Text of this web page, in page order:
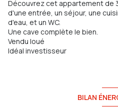
Découvrez cet appartement de
d'une entrée, un séjour, une
d'eau, et un WC.
Une cave complète le bien.
Vendu loué
Idéal investisseur
BILAN